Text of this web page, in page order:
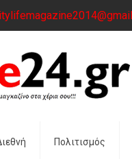
Πολιτισμός